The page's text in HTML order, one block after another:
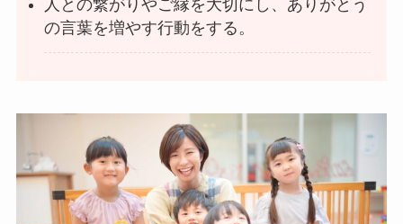
人との繋がりやご縁を大切にし、ありがとう
の言葉を増やす行動をする。